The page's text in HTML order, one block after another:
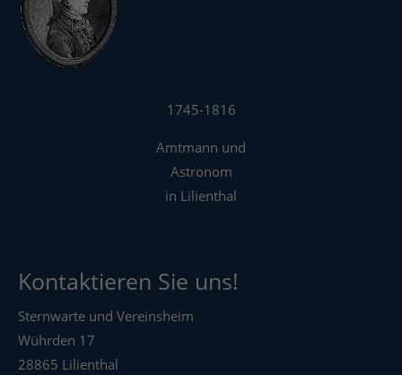
1745-1816
Amtmann und
Astronom
in Lilienthal
Kontaktieren Sie uns!
Sternwarte und Vereinsheim
Wührden 17
28865 Lilienthal